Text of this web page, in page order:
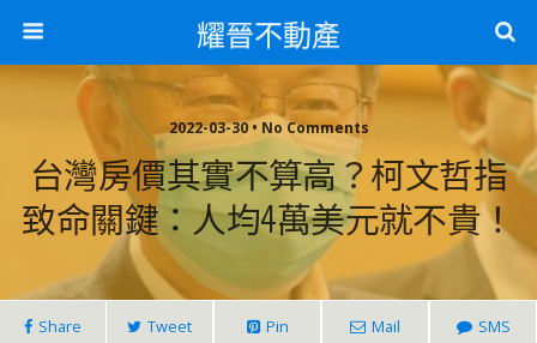
耀晉不動產
2022-03-30 • No Comments
台灣房價其實不算高？柯文哲指
致命關鍵：人均4萬美元就不貴！
Share Tweet Pin Mail SMS